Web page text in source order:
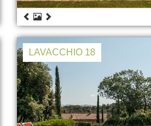
LAVACCHIO 18